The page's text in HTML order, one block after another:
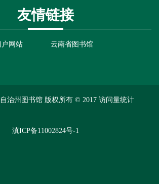
友情链接
网站 云南省图书馆
治州图书馆 版权所有 © 2017 访问量统计
滇ICP备11002824号-1